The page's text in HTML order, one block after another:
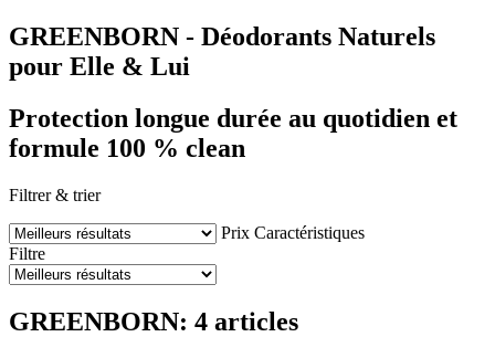
GREENBORN - Déodorants Naturels
pour Elle & Lui
Protection longue durée au quotidien et
formule 100 % clean
Filtrer & trier
Prix Caractéristiques
Filtre
GREENBORN: 4 articles